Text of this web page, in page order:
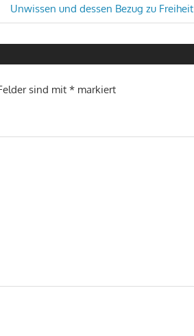
Nächster
Beitrag:
Unwissen und dessen Bezug zu Freiheit
sind mit* markiert